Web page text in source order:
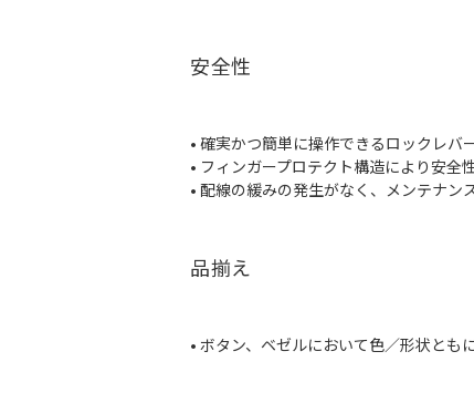
安全性
• 確実かつ簡単に操作できるロックレバ
• フィンガープロテクト構造により安全
• 配線の緩みの発生がなく、メンテナン
品揃え
• ボタン、ベゼルにおいて色／形状とも